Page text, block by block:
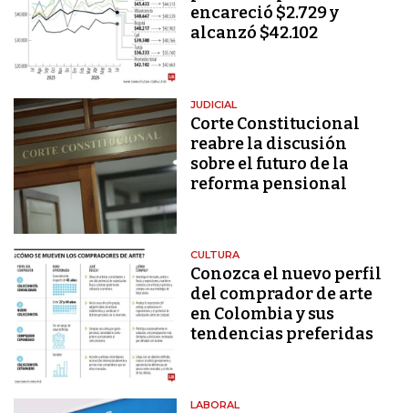
encareció $2.729 y
alcanzó $42.102
JUDICIAL
Corte Constitucional
reabre la discusión
sobre el futuro de la
reforma pensional
CULTURA
Conozca el nuevo perfil
del comprador de arte
en Colombia y sus
tendencias preferidas
LABORAL